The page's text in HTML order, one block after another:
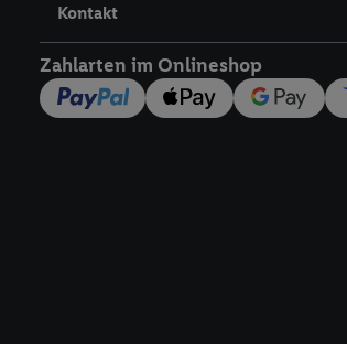
Kontakt
Zahlarten im Onlineshop